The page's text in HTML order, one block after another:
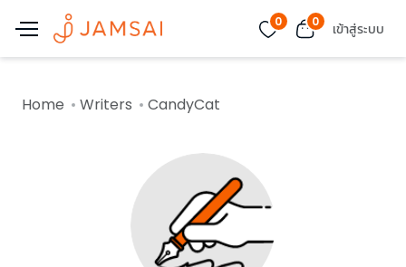
0 0 เข้าสู่ระบบ
Home Writers CandyCat